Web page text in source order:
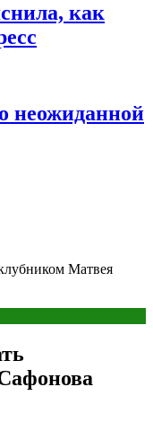
как
неожиданной
Матвея